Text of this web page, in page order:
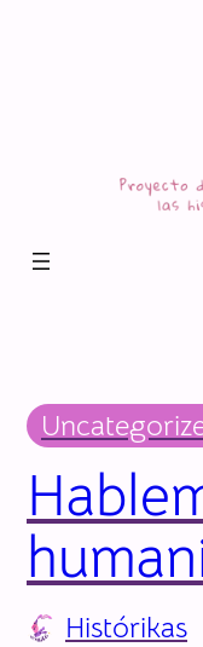
Histórikas